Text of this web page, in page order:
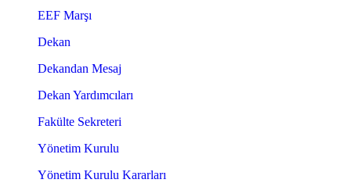
EEF Marşı
Dekan
Dekandan Mesaj
Dekan Yardımcıları
Fakülte Sekreteri
Yönetim Kurulu
Yönetim Kurulu Kararları